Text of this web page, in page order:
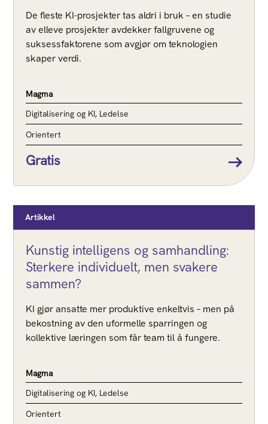
De fleste KI-prosjekter tas aldri i bruk – en studie
av elleve prosjekter avdekker fallgruvene og
suksessfaktorene som avgjør om teknologien
skaper verdi.
Magma
Digitalisering og KI, Ledelse
Orientert
Gratis
Artikkel
Kunstig intelligens og samhandling:
Sterkere individuelt, men svakere
sammen?
KI gjør ansatte mer produktive enkeltvis – men på
bekostning av den uformelle sparringen og
kollektive læringen som får team til å fungere.
Magma
Digitalisering og KI, Ledelse
Orientert